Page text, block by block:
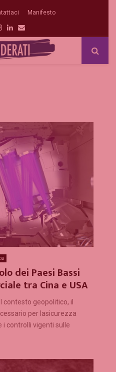
Manifesto
Instagram
Linkedin
Email
dei Paesi Bassi
tra Cina e USA
contesto geopolitico, il
per lasicurezza
controlli vigenti sulle